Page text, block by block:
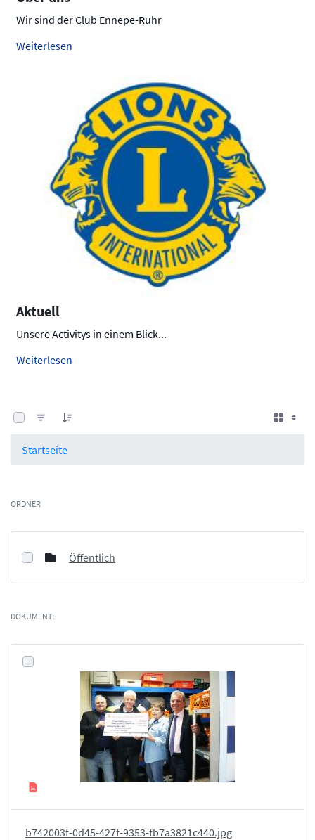
Wir sind der Club Ennepe-Ruhr
Weiterlesen
Aktuell
Unsere Activitys in einem Blick...
Weiterlesen
0 von 112 Elemente ausgewählt
Startseite
ORDNER
Öffentlich
DOKUMENTE
b742003f-0d45-427f-9353-fb7a3821c440.jpg